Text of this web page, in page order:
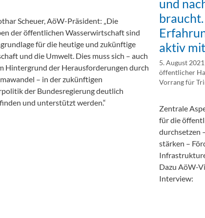
Aktuelle Beiträge zum Thema
Scheuer, AöW-Präsident: „Die
der öffentlichen Wasserwirtschaft sind
für die heutige und zukünftige
und die Umwelt. Dies muss sich – auch
Hintergrund der Herausforderungen durch
– in der zukünftigen
der Bundesregierung deutlich
und unterstützt werden.“
und
aktiv mit
5. August 2021
öffentlicher
Vorrang für
Zentrale
für die
durchsetzen
stärken –
Dazu AöW-
Interview: